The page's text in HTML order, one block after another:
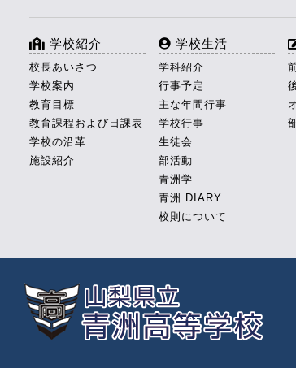
学校紹介
校長あいさつ
学校案内
教育目標
教育課程および日課表
学校の沿革
施設紹介
学校生活
学科紹介
行事予定
主な年間行事
学校行事
生徒会
部活動
青洲学
青洲 DIARY
校則について